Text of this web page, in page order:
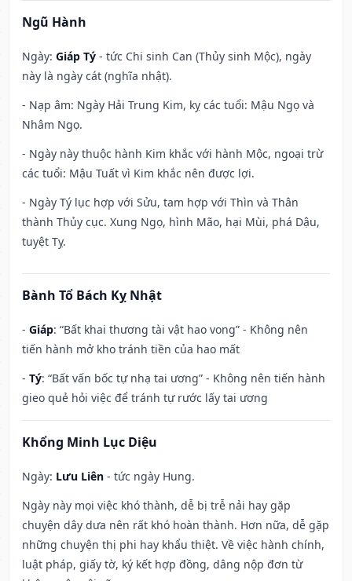
Ngũ Hành
Ngày: Giáp Tý - tức Chi sinh Can (Thủy sinh Mộc), ngày
này là ngày cát (nghĩa nhật).
- Nạp âm: Ngày Hải Trung Kim, kỵ các tuổi: Mậu Ngọ và
Nhâm Ngọ.
- Ngày này thuộc hành Kim khắc với hành Mộc, ngoại trừ
các tuổi: Mậu Tuất vì Kim khắc nên được lợi.
- Ngày Tý lục hợp với Sửu, tam hợp với Thìn và Thân
thành Thủy cục. Xung Ngọ, hình Mão, hại Mùi, phá Dậu,
tuyệt Tỵ.
Bành Tổ Bách Kỵ Nhật
- Giáp: “Bất khai thương tài vật hao vong” - Không nên
tiến hành mở kho tránh tiền của hao mất
- Tý: “Bất vấn bốc tự nhạ tai ương” - Không nên tiến hành
gieo quẻ hỏi việc để tránh tự rước lấy tai ương
Khổng Minh Lục Diệu
Ngày: Lưu Liên - tức ngày Hung.
Ngày này mọi việc khó thành, dễ bị trễ nải hay gặp
chuyện dây dưa nên rất khó hoàn thành. Hơn nữa, dễ gặp
những chuyện thị phi hay khẩu thiệt. Về việc hành chính,
luật pháp, giấy tờ, ký kết hợp đồng, dâng nộp đơn từ